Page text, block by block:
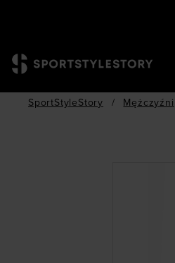
SportStyleStory / Mężczyźni